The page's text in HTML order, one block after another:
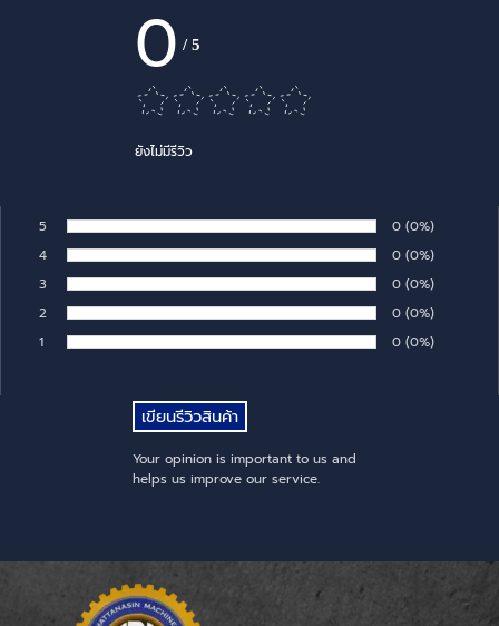
0 /5
ยังไม่มีรีวิว
5 Number of rates:
0 Percentage of
(0%)
4 Number of rates:
0 Percentage of
(0%)
3 Number of rates:
0 Percentage of
(0%)
2 Number of rates:
0 Percentage of
(0%)
1 Number of rates:
0 Percentage of
(0%)
Your opinion is important to us and
helps us improve our service.